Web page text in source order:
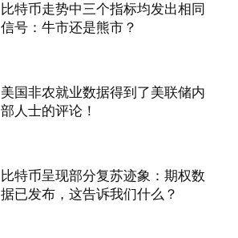
比特币走势中三个指标均发出相同
信号：牛市还是熊市？
美国非农就业数据得到了美联储内
部人士的评论！
比特币呈现部分复苏迹象：期权数
据已发布，这告诉我们什么？